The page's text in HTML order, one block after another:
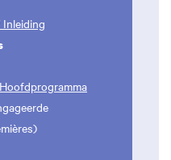
Inleiding